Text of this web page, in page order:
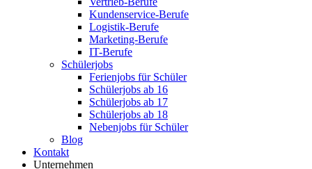
Kundenservice-Berufe
Logistik-Berufe
Marketing-Berufe
IT-Berufe
Schülerjobs
Ferienjobs für Schüler
Schülerjobs ab 16
Schülerjobs ab 17
Schülerjobs ab 18
Nebenjobs für Schüler
Blog
Kontakt
Unternehmen